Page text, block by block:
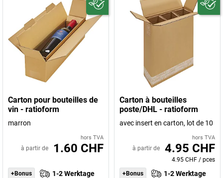
Carton pour bouteilles de
vin - ratioform
marron
hors TVA
à partir de 1.60 CHF
+Bonus 1-2 Werktage
Carton à bouteilles
poste/DHL - ratioform
avec insert en carton, lot de 10
hors TVA
à partir de 4.95 CHF
4.95 CHF / pces
+Bonus
1-2 Werktage